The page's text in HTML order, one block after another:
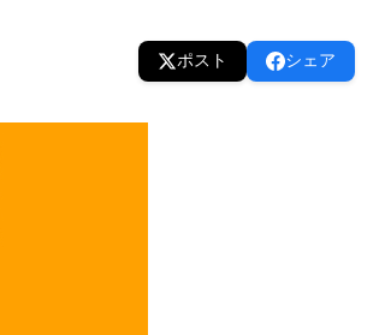
ポスト シェア